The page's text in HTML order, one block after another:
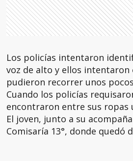
Los policías intentaron
voz de alto y ellos intentaron
pudieron recorrer unos
Cuando los policías
encontraron entre sus ropas
El joven, junto a su
Comisaría 13°, donde quedó